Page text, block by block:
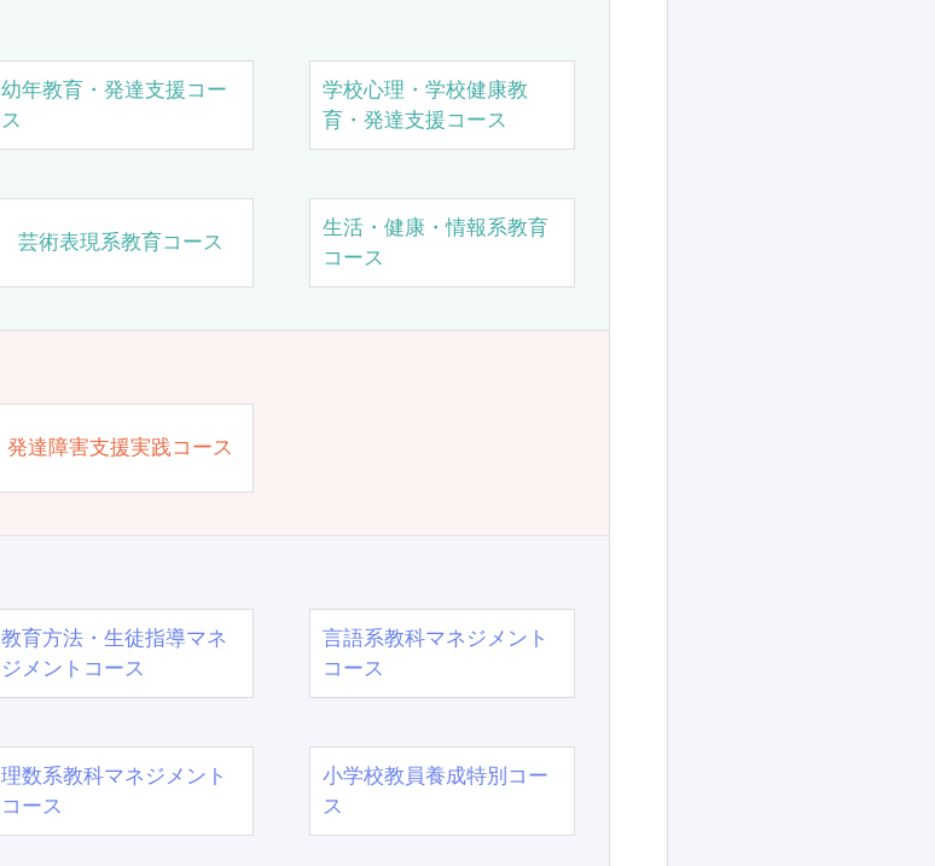
幼年教育・発達支援コー
ス
学校心理・学校健康教
育・発達支援コース
芸術表現系教育コース
生活・健康・情報系教育
コース
発達障害支援実践コース
教育方法・生徒指導マネ
ジメントコース
言語系教科マネジメント
コース
理数系教科マネジメント
コース
小学校教員養成特別コー
ス